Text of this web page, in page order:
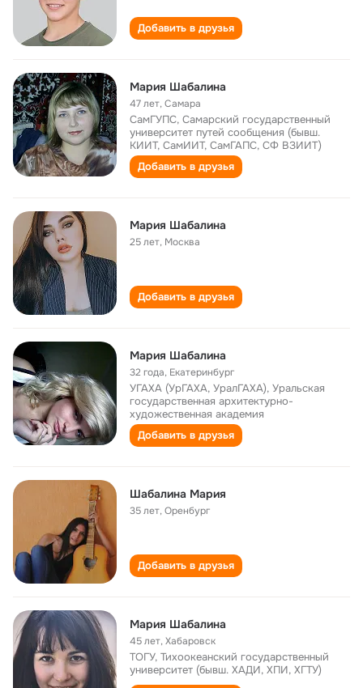
Добавить в друзья
Мария Шабалина
47 лет,Самара
СамГУПС, Самарский государственный
университет путей сообщения (бывш.
КИИТ, СамИИТ, СамГАПС, СФ ВЗИИТ)
Добавить в друзья
Мария Шабалина
25 лет, Москва
Добавить в друзья
Мария Шабалина
32 года, Екатеринбург
УГАХА (УрГАХА, УралГАХА), Уральская
государственная архитектурно-
художественная академия
Добавить в друзья
Шабалина Мария
35 лет,Оренбург
Добавить в друзья
Мария Шабалина
45 лет,Хабаровск
ТОГУ, Тихоокеанский государственный
университет (бывш. ХАДИ, ХПИ, ХГТУ)